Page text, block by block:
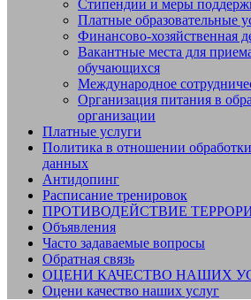
Стипендии и меры
Платные образовательные
Финансово-хозяйственная
Вакантные места для
обучающихся
Международное
Организация питания в
организации
Платные услуги
Политика в отношении
данных
Антидопинг
Расписание тренировок
ПРОТИВОДЕЙСТВИЕ
Объявления
Часто задаваемые вопросы
Обратная связь
ОЦЕНИ КАЧЕСТВО НАШИХ
Оцени качество наших услуг